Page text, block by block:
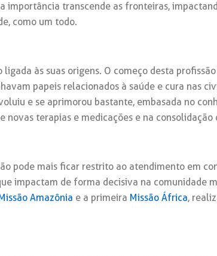
importância transcende as fronteiras,
como um todo.
às suas origens. O começo desta
papeis relacionados à saúde e cura nas
e se aprimorou bastante, embasada no
novas terapias e medicações e na consolidação
pode mais ficar restrito ao atendimento em
impactam de forma decisiva na comunidade
Missão Amazônia e a primeira Missão África,